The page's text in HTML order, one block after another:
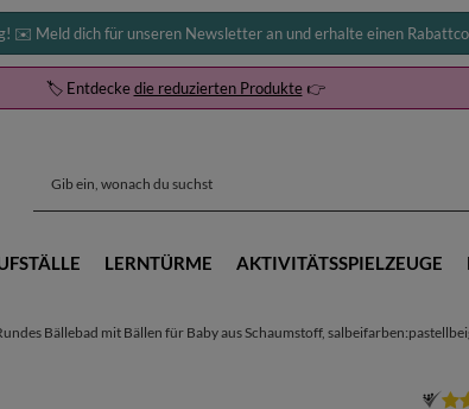
✉️ Meld dich für unseren Newsletter an und erhalte einen
🏷️ Entdeckedie reduzierten Produkte👉
LERNTÜRME AKTIVITÄTSSPIELZEUGE
Bällebad mit Bällen für Baby aus Schaumstoff,